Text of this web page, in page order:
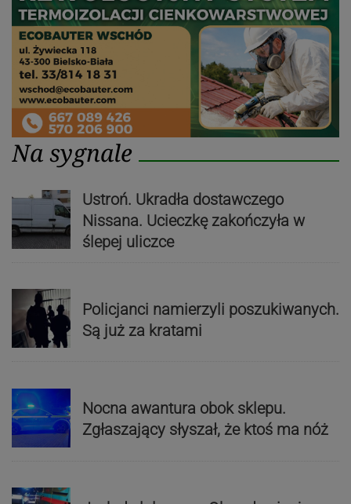
Na sygnale
Ustroń. Ukradła dostawczego
Nissana. Ucieczkę zakończyła w
ślepej uliczce
Policjanci namierzyli poszukiwanych.
Są już za kratami
Nocna awantura obok sklepu.
Zgłaszający słyszał, że ktoś ma nóż